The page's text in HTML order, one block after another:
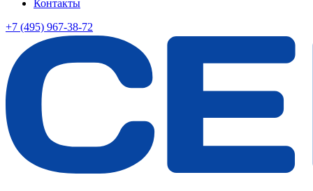
Контакты
+7 (495) 967-38-72